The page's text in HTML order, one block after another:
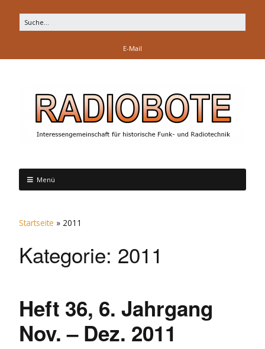
E-Mail
Menü
Startseite » 2011
Kategorie: 2011
Heft 36, 6. Jahrgang
Nov. – Dez. 2011